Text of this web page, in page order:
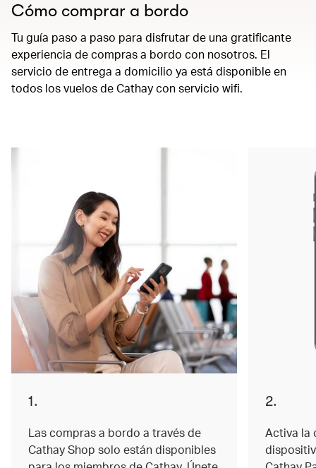
Cómo comprar a bordo
Tu guía paso a paso para disfrutar de una gratificante
experiencia de compras a bordo con nosotros. El
servicio de entrega a domicilio ya está disponible en
todos los vuelos de Cathay con servicio wifi.
1.
Las compras a bordo a través de
Cathay Shop solo están disponibles
2.
Activa la